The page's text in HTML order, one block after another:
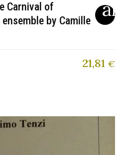
Carnival of
by Camille
21,81 €